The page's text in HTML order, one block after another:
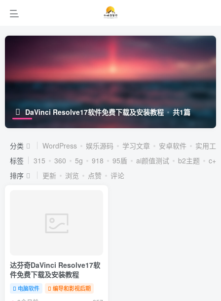
DaVinci Resolve17软件免费下载及安装教程 共1篇
分类 WordPress 娱乐源码 学习文章 安卓软件
实用工
标签
315 360 5g 918 95盾 ai颜值测试 b2主题
c++
排序
更新 浏览 点赞 评论
达芬奇DaVinci Resolve17软
件免费下载及安装教程
电脑软件 编导和影视后期